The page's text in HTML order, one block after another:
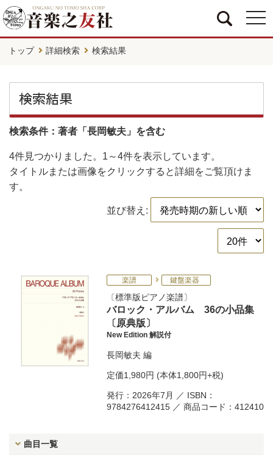
トップ 詳細検索 検索結果
検索結果
検索条件：著者「長岡敏夫」を含む
4件見つかりました。 1～4件を表示しています。
タイトルまたは画像をクリックすると詳細をご覧頂けま
す。
並び替え:
楽譜 鍵盤楽器
標準版ピアノ楽譜
バロック・アルバム 36の小品集
〔原典版〕
New Edition 解説付
長岡敏夫 編
定価1,980円 (本体1,800円+税)
発行：2026年7月 ／ ISBN：
9784276412415 ／ 商品コード：412410
曲目一覧